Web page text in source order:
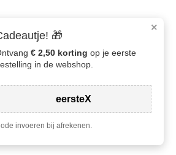
×
🎁
€ 2,50 korting op je eerste
in de webshop.
eersteX
invoeren bij afrekenen.